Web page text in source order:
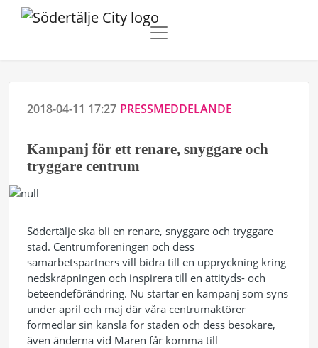
2018-04-11 17:27 PRESSMEDDELANDE
Kampanj för ett renare, snyggare och
tryggare centrum
Södertälje ska bli en renare, snyggare och tryggare
stad. Centrumföreningen och dess
samarbetspartners vill bidra till en uppryckning kring
nedskräpningen och inspirera till en attityds- och
beteendeförändring. Nu startar en kampanj som syns
under april och maj där våra centrumaktörer
förmedlar sin känsla för staden och dess besökare,
även änderna vid Maren får komma till